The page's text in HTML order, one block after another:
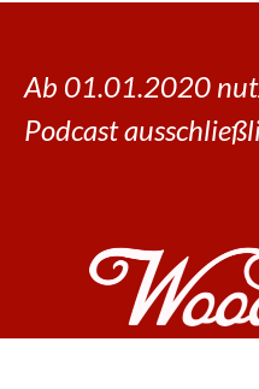
Ab 01.01.2020
Podcast